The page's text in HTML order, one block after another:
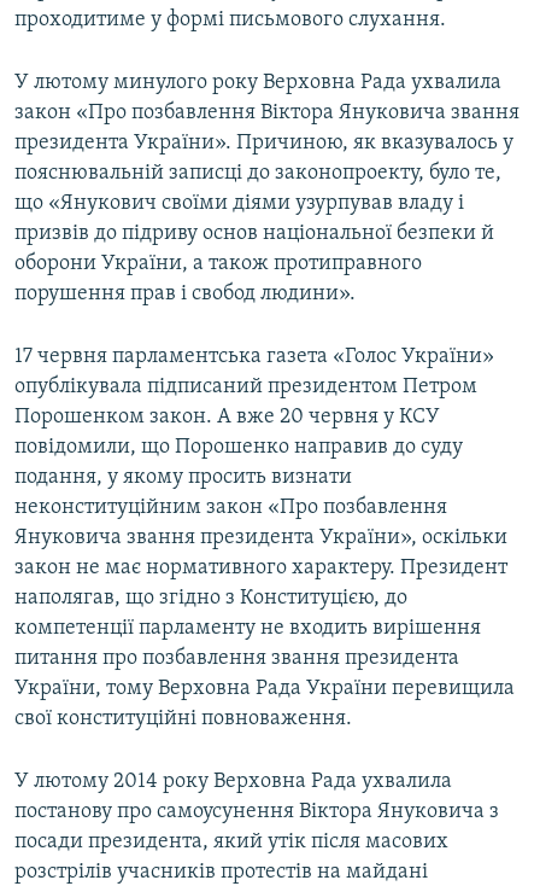
проходитиме у формі письмового слухання.
У лютому минулого року Верховна Рада ухвалила
закон «Про позбавлення Віктора Януковича звання
президента України». Причиною, як вказувалось у
пояснювальній записці до законопроекту, було те,
що «Янукович своїми діями узурпував владу і
призвів до підриву основ національної безпеки й
оборони України, а також протиправного
порушення прав і свобод людини».
17 червня парламентська газета «Голос України»
опублікувала підписаний президентом Петром
Порошенком закон. А вже 20 червня у КСУ
повідомили, що Порошенко направив до суду
подання, у якому просить визнати
неконституційним закон «Про позбавлення
Януковича звання президента України», оскільки
закон не має нормативного характеру. Президент
наполягав, що згідно з Конституцією, до
компетенції парламенту не входить вирішення
питання про позбавлення звання президента
України, тому Верховна Рада України перевищила
свої конституційні повноваження.
У лютому 2014 року Верховна Рада ухвалила
постанову про самоусунення Віктора Януковича з
посади президента, який утік після масових
розстрілів учасників протестів на майдані